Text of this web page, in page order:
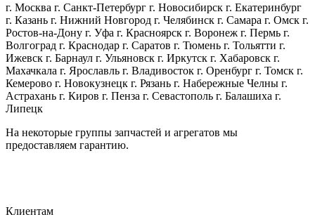
г. Москва г. Санкт-Петербург г. Новосибирск г. Екатеринбург
г. Казань г. Нижний Новгород г. Челябинск г. Самара г. Омск г.
Ростов-на-Дону г. Уфа г. Красноярск г. Воронеж г. Пермь г.
Волгоград г. Краснодар г. Саратов г. Тюмень г. Тольятти г.
Ижевск г. Барнаул г. Ульяновск г. Иркутск г. Хабаровск г.
Махачкала г. Ярославль г. Владивосток г. Оренбург г. Томск г.
Кемерово г. Новокузнецк г. Рязань г. Набережные Челны г.
Астрахань г. Киров г. Пенза г. Севастополь г. Балашиха г.
Липецк
На некоторые группы запчастей и агрегатов мы
предоставляем гарантию.
Клиентам